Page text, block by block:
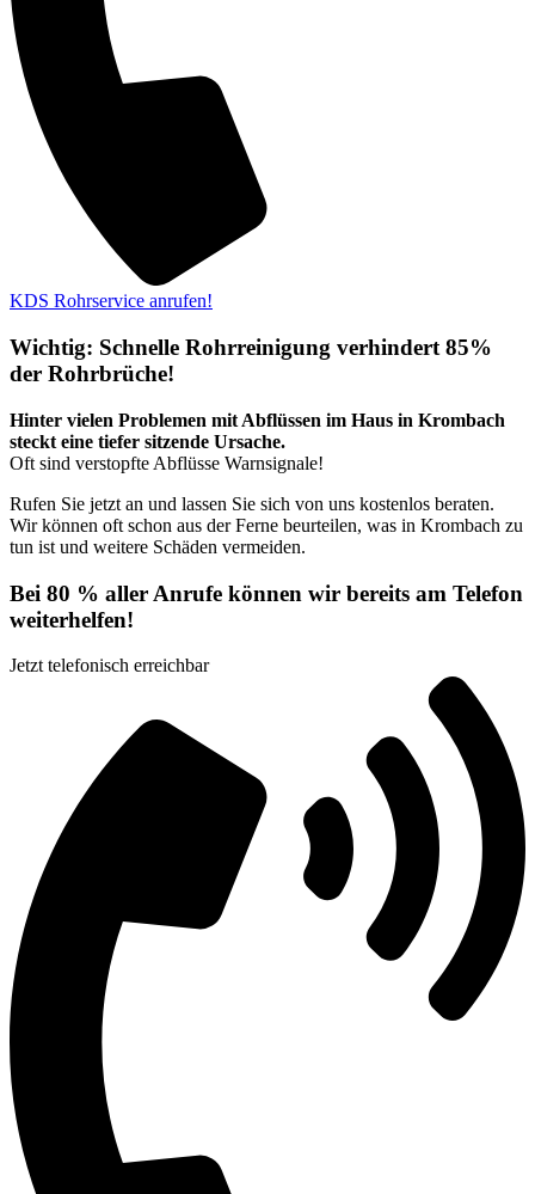
KDS Rohrservice anrufen!
Wichtig: Schnelle Rohrreinigung verhindert 85%
der Rohrbrüche!
Hinter vielen Problemen mit Abflüssen im Haus in Krombach
steckt eine tiefer sitzende Ursache.
Oft sind verstopfte Abflüsse Warnsignale!
Rufen Sie jetzt an und lassen Sie sich von uns kostenlos beraten.
Wir können oft schon aus der Ferne beurteilen, was in Krombach zu
tun ist und weitere Schäden vermeiden.
Bei 80 % aller Anrufe können wir bereits am Telefon
weiterhelfen!
Jetzt telefonisch erreichbar